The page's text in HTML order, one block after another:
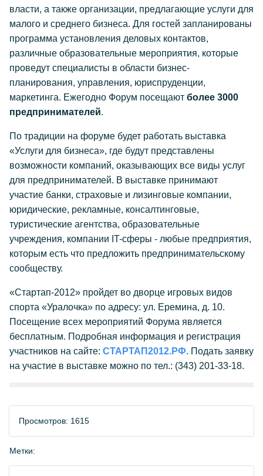
власти, а также организации, предлагающие услуги для
малого и среднего бизнеса. Для гостей запланированы
программа установления деловых контактов,
различные образовательные мероприятия, которые
проведут специалисты в области бизнес-
планирования, управления, юриспруденции,
маркетинга. Ежегодно Форум посещают более 3000
предпринимателей.
По традиции на форуме будет работать выставка
«Услуги для бизнеса», где будут представлены
возможности компаний, оказывающих все виды услуг
для предпринимателей. В выставке принимают
участие банки, страховые и лизинговые компании,
юридические, рекламные, консалтинговые,
туристические агентства, образовательные
учреждения, компании IT-сферы - любые предприятия,
которым есть что предложить предпринимательскому
сообществу.
«Стартап-2012» пройдет во дворце игровых видов
спорта «Уралочка» по адресу: ул. Еремина, д. 10.
Посещение всех мероприятий Форума является
бесплатным. Подробная информация и регистрация
участников на сайте: СТАРТАП2012.РФ. Подать заявку
на участие в выставке можно по тел.: (343) 201-33-18.
Просмотров: 1615
Метки: